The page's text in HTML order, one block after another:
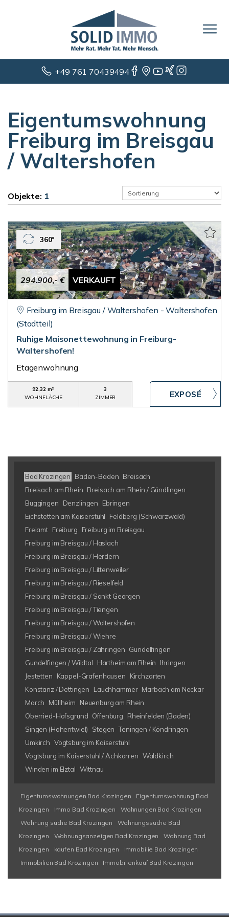
+49 761 70439494
Eigentumswohnung
Freiburg im Breisgau
/ Waltershofen
Objekte: 1
294.900,- € VERKAUFT
360°
Freiburg im Breisgau / Waltershofen - Waltershofen
(Stadtteil)
Ruhige Maisonettewohnung in Freiburg-
Waltershofen!
Etagenwohnung
92,32 m²
WOHNFLÄCHE
3
ZIMMER
Bad Krozingen Baden-Baden Breisach
Breisach am Rhein Breisach am Rhein / Gündlingen
Buggingen
Denzlingen
Ebringen
Eichstetten am Kaiserstuhl
Feldberg (Schwarzwald)
Freiamt Freiburg
Freiburg im Breisgau
Freiburg im Breisgau / Haslach
Freiburg im Breisgau / Herdern
Freiburg im Breisgau / Littenweiler
Freiburg im Breisgau / Rieselfeld
Freiburg im Breisgau / Sankt Georgen
Freiburg im Breisgau / Tiengen
Freiburg im Breisgau / Waltershofen
Freiburg im Breisgau / Wiehre
Freiburg im Breisgau / Zähringen Gundelfingen
Gundelfingen / Wildtal
Hartheim am Rhein
Ihringen
Jestetten
Kappel-Grafenhausen
Kirchzarten
Konstanz / Dettingen
Lauchhammer Marbach am Neckar
March
Müllheim
Neuenburg am Rhein
Oberried-Hofsgrund Offenburg
Rheinfelden (Baden)
Singen (Hohentwiel)
Stegen Teningen / Köndringen
Umkirch Vogtsburg im Kaiserstuhl
Vogtsburg im Kaiserstuhl / Achkarren Waldkirch
Winden im Elztal Wittnau
Eigentumswohnungen Bad Krozingen
Eigentumswohnung Bad
Krozingen
Immo Bad Krozingen
Wohnungen Bad Krozingen
Wohnung suche Bad Krozingen
Wohnungssuche Bad
Krozingen
Wohnungsanzeigen Bad Krozingen
Wohnung Bad
Krozingen
kaufen Bad Krozingen
Immobilie Bad Krozingen
Immobilien Bad Krozingen
Immobilienkauf Bad Krozingen